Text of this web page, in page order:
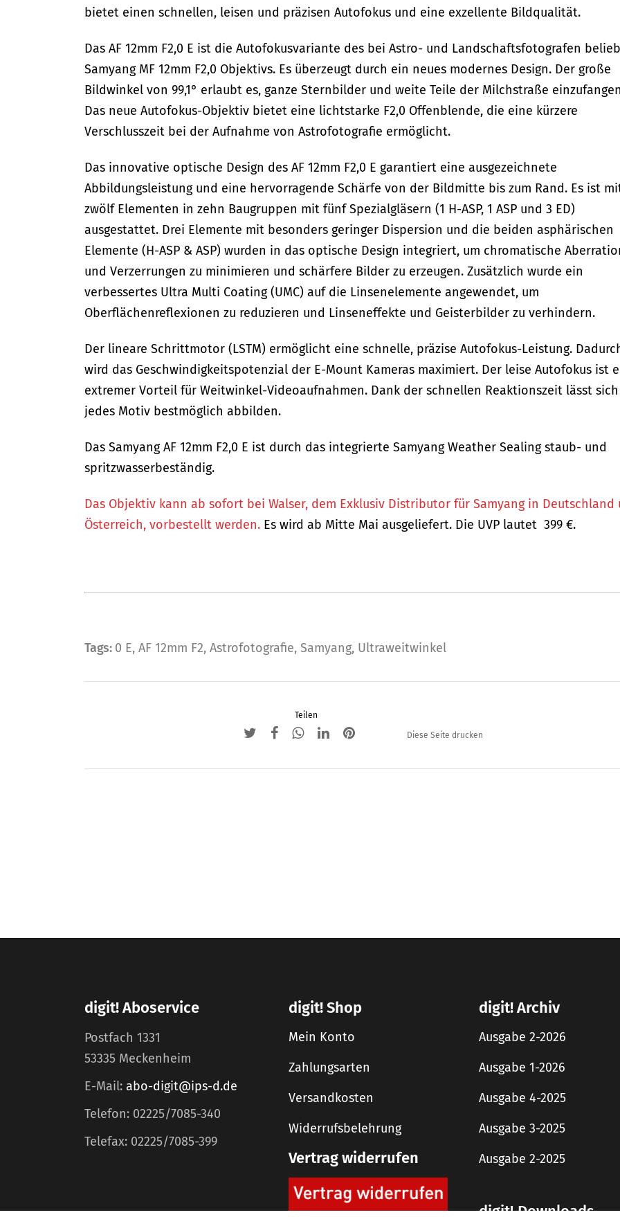
bietet einen schnellen, leisen und präzisen Autofokus und eine exzellente Bildqualität.
Das AF 12mm F2,0 E ist die Autofokusvariante des bei Astro- und Landschaftsfotografen
Samyang MF 12mm F2,0 Objektivs. Es überzeugt durch ein neues modernes Design. Der große
Bildwinkel von 99,1° erlaubt es, ganze Sternbilder und weite Teile der Milchstraße
Das neue Autofokus-Objektiv bietet eine lichtstarke F2,0 Offenblende, die eine kürzere
Verschlusszeit bei der Aufnahme von Astrofotografie ermöglicht.
Das innovative optische Design des AF 12mm F2,0 E garantiert eine ausgezeichnete
Abbildungsleistung und eine hervorragende Schärfe von der Bildmitte bis zum Rand. Es ist
zwölf Elementen in zehn Baugruppen mit fünf Spezialgläsern (1 H-ASP, 1 ASP und 3 ED)
ausgestattet. Drei Elemente mit besonders geringer Dispersion und die beiden asphärischen
Elemente (H-ASP & ASP) wurden in das optische Design integriert, um chromatische
und Verzerrungen zu minimieren und schärfere Bilder zu erzeugen. Zusätzlich wurde ein
verbessertes Ultra Multi Coating (UMC) auf die Linsenelemente angewendet, um
Oberflächenreflexionen zu reduzieren und Linseneffekte und Geisterbilder zu verhindern.
Der lineare Schrittmotor (LSTM) ermöglicht eine schnelle, präzise Autofokus-Leistung.
wird das Geschwindigkeitspotenzial der E-Mount Kameras maximiert. Der leise Autofokus ist
extremer Vorteil für Weitwinkel-Videoaufnahmen. Dank der schnellen Reaktionszeit lässt sich
jedes Motiv bestmöglich abbilden.
Das Samyang AF 12mm F2,0 E ist durch das integrierte Samyang Weather Sealing staub- und
spritzwasserbeständig.
Das Objektiv kann ab sofort bei Walser, dem Exklusiv Distributor für Samyang in Deutschland
Österreich, vorbestellt werden. Es wird ab Mitte Mai ausgeliefert. Die UVP lautet 399 €.
Tags: 0 E, AF 12mm F2, Astrofotografie, Samyang, Ultraweitwinkel
Teilen
Diese Seite drucken
digit! Aboservice
Postfach 1331
53335 Meckenheim
E-Mail: abo-digit@ips-d.de
Telefon: 02225/7085-340
Telefax: 02225/7085-399
digit! Shop
Mein Konto
Zahlungsarten
Versandkosten
Widerrufsbelehrung
Vertrag widerrufen
digit! Archiv
Ausgabe 2-2026
Ausgabe 1-2026
Ausgabe 4-2025
Ausgabe 3-2025
Ausgabe 2-2025
digit! Downloads